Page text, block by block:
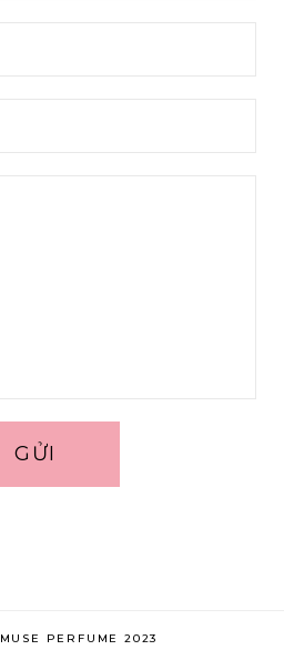
MUSE PERFUME 2023